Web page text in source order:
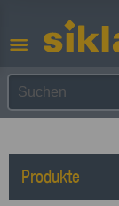
Produkte